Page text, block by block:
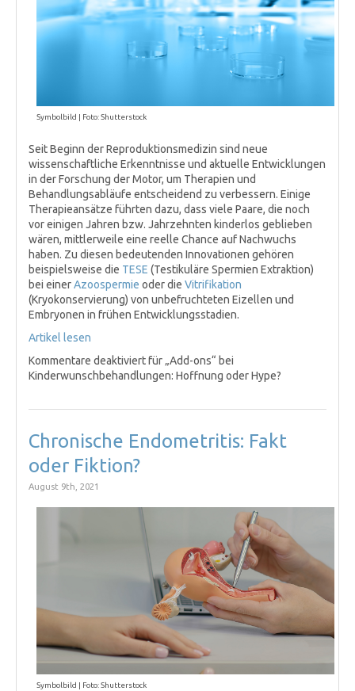
Symbolbild | Foto: Shutterstock
Seit Beginn der Reproduktionsmedizin sind neue
wissenschaftliche Erkenntnisse und aktuelle Entwicklungen
in der Forschung der Motor, um Therapien und
Behandlungsabläufe entscheidend zu verbessern. Einige
Therapieansätze führten dazu, dass viele Paare, die noch
vor einigen Jahren bzw. Jahrzehnten kinderlos geblieben
wären, mittlerweile eine reelle Chance auf Nachwuchs
haben. Zu diesen bedeutenden Innovationen gehören
beispielsweise die TESE (Testikuläre Spermien Extraktion)
bei einerAzoospermie oder die Vitrifikation
(Kryokonservierung) von unbefruchteten Eizellen und
Embryonen in frühen Entwicklungsstadien.
Artikel lesen
Kommentare deaktiviertfür „Add-ons“ bei
Kinderwunschbehandlungen: Hoffnung oder Hype?
Chronische Endometritis: Fakt
oder Fiktion?
August 9th, 2021
Symbolbild | Foto: Shutterstock